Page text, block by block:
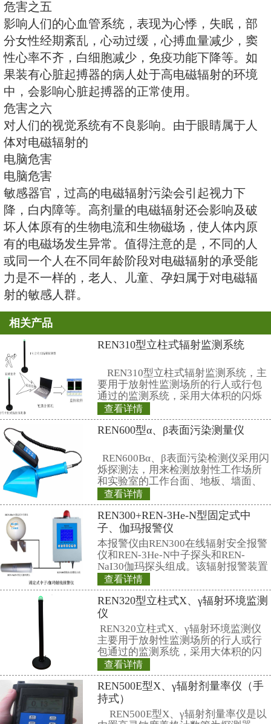
明，在高压线附近工作的工人，其
度比一般人要快24倍。
危害之三
影响人的生殖系统，主要表现为男
低，孕妇发生自然流产和胎儿畸形
危害之四
可导致儿童智力残缺。据最新调查
年出生的2000万儿童中，有35万
25万为智力残缺，有专家认为电磁
因素之一。世界卫生组织认为，计
机、移动电话的电磁辐射对胎儿有
危害之五
影响人们的心血管系统，表现为心
分女性经期紊乱，心动过缓，心搏
性心率不齐，白细胞减少，免疫功
果装有心脏起搏器的病人处于高电
中，会影响心脏起搏器的正常使用
危害之六
对人们的视觉系统有不良影响。
体对电磁辐射的
电脑危害
电脑危害
敏感器官，过高的电磁辐射污染会
降，白内障等。高剂量的电磁辐射
坏人体原有的生物电流和生物磁场
有的电磁场发生异常。值得注意
或同一个人在不同年龄阶段对电
力是不一样的，老人、儿童、孕
射的敏感人群。